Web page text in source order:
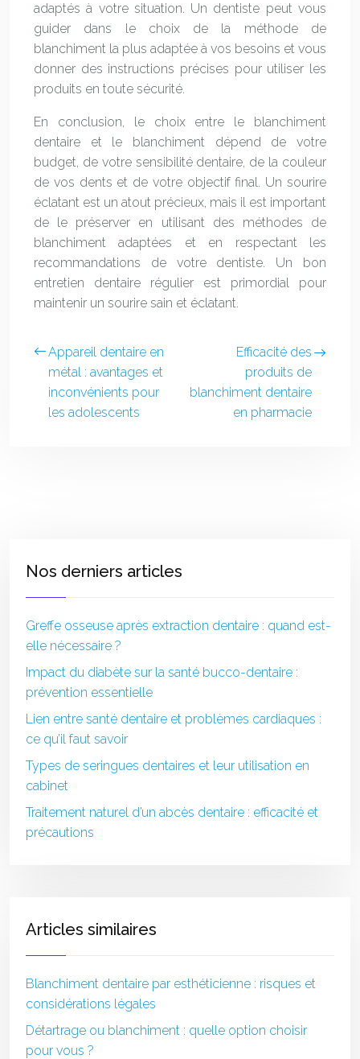
adaptés à votre situation. Un dentiste peut vous
guider dans le choix de la méthode de
blanchiment la plus adaptée à vos besoins et vous
donner des instructions précises pour utiliser les
produits en toute sécurité.
En conclusion, le choix entre le blanchiment
dentaire et le blanchiment dépend de votre
budget, de votre sensibilité dentaire, de la couleur
de vos dents et de votre objectif final. Un sourire
éclatant est un atout précieux, mais il est important
de le préserver en utilisant des méthodes de
blanchiment adaptées et en respectant les
recommandations de votre dentiste. Un bon
entretien dentaire régulier est primordial pour
maintenir un sourire sain et éclatant.
Appareil dentaire en
métal : avantages et
inconvénients pour
les adolescents
Efficacité des
produits de
blanchiment dentaire
en pharmacie
Nos derniers articles
Greffe osseuse après extraction dentaire : quand est-
elle nécessaire ?
Impact du diabète sur la santé bucco-dentaire :
prévention essentielle
Lien entre santé dentaire et problèmes cardiaques :
ce qu’il faut savoir
Types de seringues dentaires et leur utilisation en
cabinet
Traitement naturel d’un abcès dentaire : efficacité et
précautions
Articles similaires
Blanchiment dentaire par esthéticienne : risques et
considérations légales
Détartrage ou blanchiment : quelle option choisir
pour vous ?